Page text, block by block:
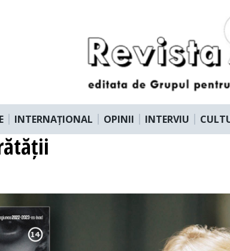
INTERNAȚIONAL OPINII INTERVIU